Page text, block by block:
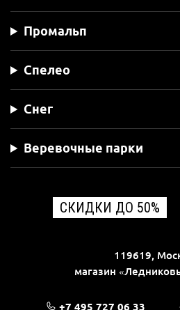
Промальп
Спелео
Снег
Веревочные парки
СКИДКИ ДО 50%
119619,
магазин
+7 495 727 06 33